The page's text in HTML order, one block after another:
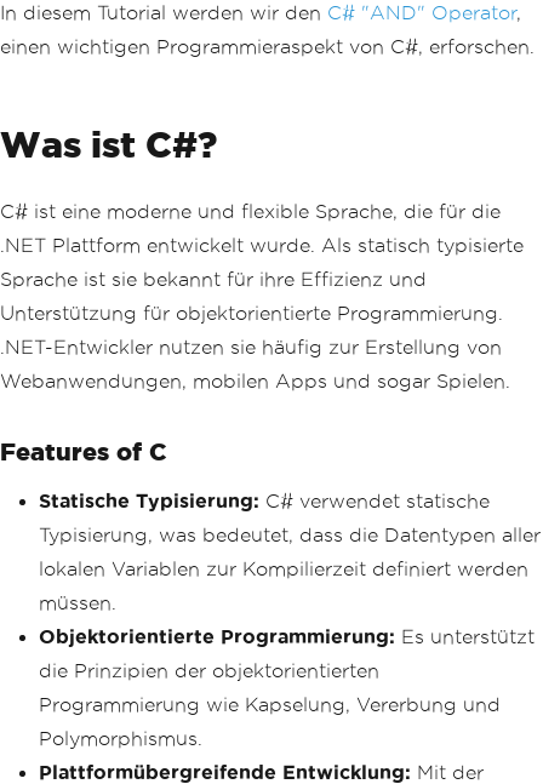
In diesem Tutorial werden wir den C# "AND" Operator,
einen wichtigen Programmieraspekt von C#, erforschen.
Was ist C#?
C# ist eine moderne und flexible Sprache, die für die
.NET Plattform entwickelt wurde. Als statisch typisierte
Sprache ist sie bekannt für ihre Effizienz und
Unterstützung für objektorientierte Programmierung.
.NET-Entwickler nutzen sie häufig zur Erstellung von
Webanwendungen, mobilen Apps und sogar Spielen.
Features of C
Statische Typisierung: C# verwendet statische
Typisierung, was bedeutet, dass die Datentypen aller
lokalen Variablen zur Kompilierzeit definiert werden
müssen.
Objektorientierte Programmierung: Es unterstützt
die Prinzipien der objektorientierten
Programmierung wie Kapselung, Vererbung und
Polymorphismus.
Plattformübergreifende Entwicklung: Mit der